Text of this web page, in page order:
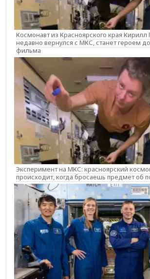
Космонавт из Красноярского края Кирилл
недавно вернулся с МКС, станет героем
фильма
Эксперимент на МКС: красноярский
происходит, когда бросаешь предмет об